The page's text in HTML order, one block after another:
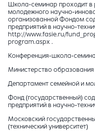
Школа-семинар проходит
молодежного научно-
организованной Фондом
предприятий в научно-
http://www.fasie.ru/
program.aspx .
Конференция-школа-
Министерство
Департамент семейной и
Фонд (государственный)
предприятий в научно-
Московский
(технический университет)